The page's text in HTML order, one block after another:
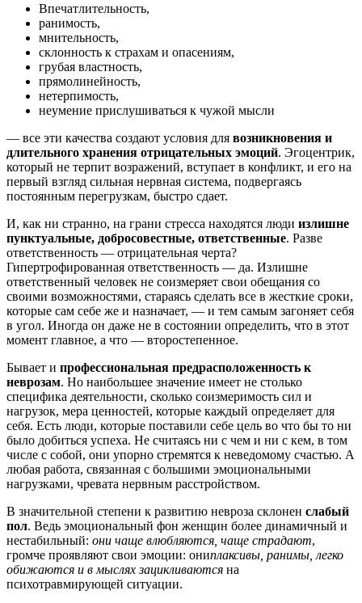
Впечатлительность,
ранимость,
мнительность,
склонность к страхам и опасениям,
грубая властность,
прямолинейность,
нетерпимость,
неумение прислушиваться к чужой мысли
— все эти качества создают условия для возникновения и
длительного хранения отрицательных эмоций. Эгоцентрик,
который не терпит возражений, вступает в конфликт, и его на
первый взгляд сильная нервная система, подвергаясь
постоянным перегрузкам, быстро сдает.
И, как ни странно, на грани стресса находятся люди излишне
пунктуальные, добросовестные, ответственные. Разве
ответственность — отрицательная черта?
Гипертрофированная ответственность — да. Излишне
ответственный человек не соизмеряет свои обещания со
своими возможностями, стараясь сделать все в жесткие сроки,
которые сам себе же и назначает, — и тем самым загоняет себя
в угол. Иногда он даже не в состоянии определить, что в этот
момент главное, а что — второстепенное.
Бывает и профессиональная предрасположенность к
неврозам. Но наибольшее значение имеет не столько
специфика деятельности, сколько соизмеримость сил и
нагрузок, мера ценностей, которые каждый определяет для
себя. Есть люди, которые поставили себе цель во что бы то ни
было добиться успеха. Не считаясь ни с чем и ни с кем, в том
числе с собой, они упорно стремятся к неведомому счастью. А
любая работа, связанная с большими эмоциональными
нагрузками, чревата нервным расстройством.
В значительной степени к развитию невроза склонен слабый
пол. Ведь эмоциональный фон женщин более динамичный и
нестабильный: они чаще влюбляются, чаще страдают,
громче проявляют свои эмоции: ониплаксивы, ранимы, легко
обижаются и в мыслях зацикливаются на
психотравмирующей ситуации.